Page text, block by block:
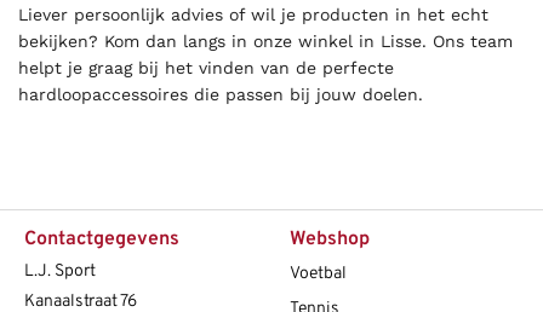
Liever persoonlijk advies of wil je producten in het echt
bekijken? Kom dan langs in onze winkel in Lisse. Ons team
helpt je graag bij het vinden van de perfecte
hardloopaccessoires die passen bij jouw doelen.
Contactgegevens
L.J. Sport
Kanaalstraat 76
Webshop
Voetbal